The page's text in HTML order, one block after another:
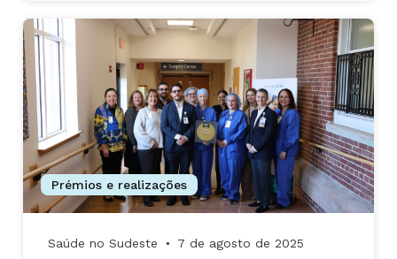
Prémios e realizações
Saúde no Sudeste ● 7 de agosto de 2025